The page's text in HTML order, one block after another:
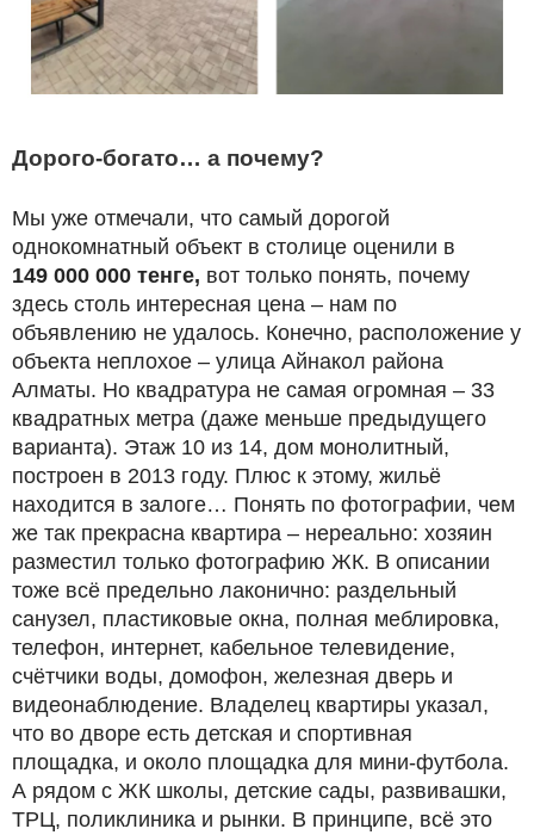
Дорого-богато… а почему?
Мы уже отмечали, что самый дорогой
однокомнатный объект в столице оценили в
149 000 000 тенге, вот только понять, почему
здесь столь интересная цена – нам по
объявлению не удалось. Конечно, расположение у
объекта неплохое – улица Айнакол района
Алматы. Но квадратура не самая огромная – 33
квадратных метра (даже меньше предыдущего
варианта). Этаж 10 из 14, дом монолитный,
построен в 2013 году. Плюс к этому, жильё
находится в залоге… Понять по фотографии, чем
же так прекрасна квартира – нереально: хозяин
разместил только фотографию ЖК. В описании
тоже всё предельно лаконично: раздельный
санузел, пластиковые окна, полная меблировка,
телефон, интернет, кабельное телевидение,
счётчики воды, домофон, железная дверь и
видеонаблюдение. Владелец квартиры указал,
что во дворе есть детская и спортивная
площадка, и около площадка для мини-футбола.
А рядом с ЖК школы, детские сады, развивашки,
ТРЦ, поликлиника и рынки. В принципе, всё это